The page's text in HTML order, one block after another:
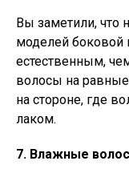
Вы заметили, что
моделей боковой
естественным,
волосы на
на стороне, где
лаком.
7. Влажные